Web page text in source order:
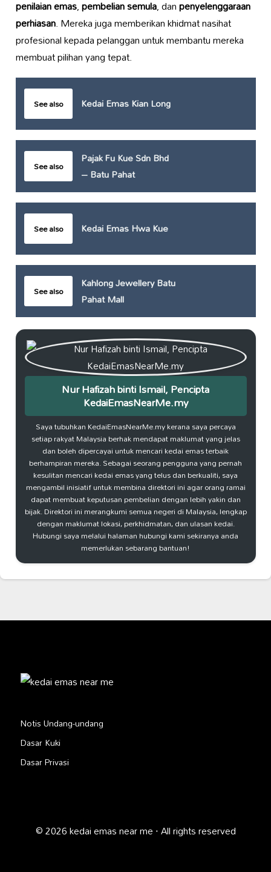
penilaian emas,pembelian semula, danpenyelenggaraan
perhiasan. Mereka juga memberikan khidmat nasihat
profesional kepada pelanggan untuk membantu mereka
membuat pilihan yang tepat.
See also Kedai Emas Kian Long
See also
Pajak Fu Kue Sdn Bhd
– Batu Pahat
See also Kedai Emas Hwa Kue
See also
Kahlong Jewellery Batu
Pahat Mall
Nur Hafizah binti Ismail, Pencipta
KedaiEmasNearMe.my
Saya tubuhkan KedaiEmasNearMe.my kerana saya percaya
setiap rakyat Malaysia berhak mendapat maklumat yang jelas
dan boleh dipercayai untuk mencari kedai emas terbaik
berhampiran mereka. Sebagai seorang pengguna yang pernah
kesulitan mencari kedai emas yang telus dan berkualiti, saya
mengambil inisiatif untuk membina direktori ini agar orang ramai
dapat membuat keputusan pembelian dengan lebih yakin dan
bijak. Direktori ini merangkumi semua negeri di Malaysia, lengkap
dengan maklumat lokasi, perkhidmatan, dan ulasan kedai.
Hubungi saya melalui halaman hubungi kami sekiranya anda
memerlukan sebarang bantuan!
Notis Undang-undang
Dasar Kuki
Dasar Privasi
© 2026 kedai emas near me · All rights reserved